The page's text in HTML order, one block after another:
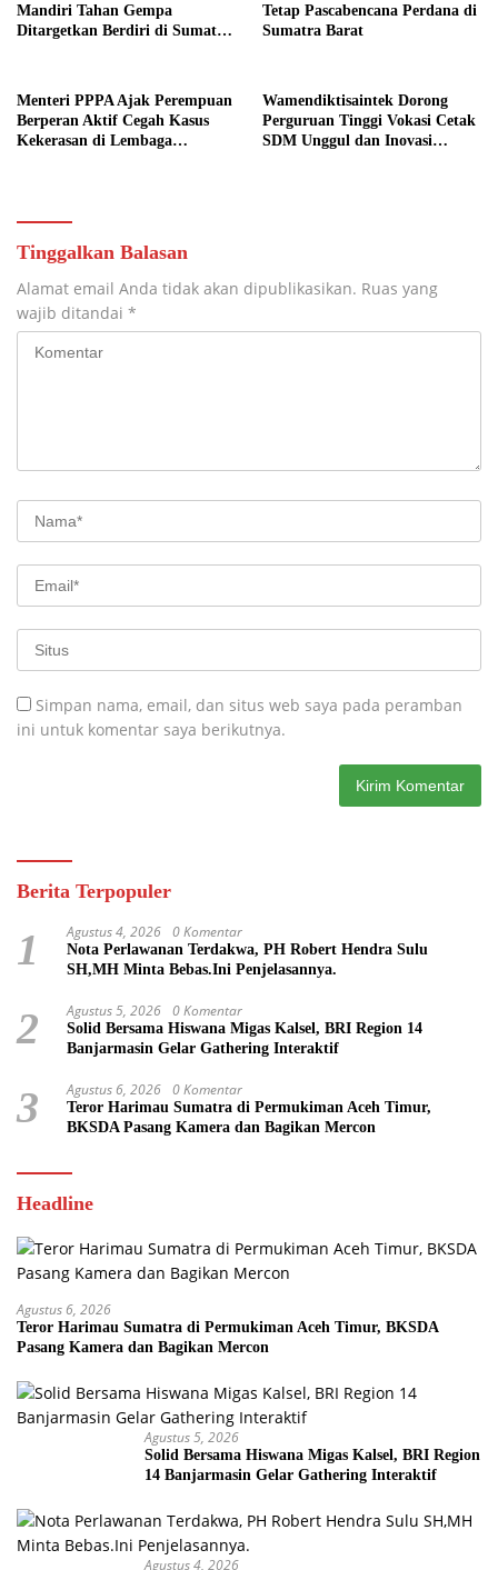
Mandiri Tahan Gempa
Ditargetkan Berdiri di Sumatra
Tetap Pascabencana Perdana di
Sumatra Barat
Menteri PPPA Ajak Perempuan
Berperan Aktif Cegah Kasus
Kekerasan di Lembaga
Wamendiktisaintek Dorong
Perguruan Tinggi Vokasi Cetak
SDM Unggul dan Inovasi
Tinggalkan Balasan
Alamat email Anda tidak akan dipublikasikan. Ruas yang
wajib ditandai *
Simpan nama, email, dan situs web saya pada peramban
ini untuk komentar saya berikutnya.
Berita Terpopuler
1 Agustus 4, 2026 0 Komentar
Nota Perlawanan Terdakwa, PH Robert Hendra Sulu
SH,MH Minta Bebas.Ini Penjelasannya.
2 Agustus 5, 2026 0 Komentar
Solid Bersama Hiswana Migas Kalsel, BRI Region 14
Banjarmasin Gelar Gathering Interaktif
3 Agustus 6, 2026 0 Komentar
Teror Harimau Sumatra di Permukiman Aceh Timur,
BKSDA Pasang Kamera dan Bagikan Mercon
Headline
Agustus 6, 2026
Teror Harimau Sumatra di Permukiman Aceh Timur, BKSDA
Pasang Kamera dan Bagikan Mercon
Agustus 5, 2026
Solid Bersama Hiswana Migas Kalsel, BRI Region
14 Banjarmasin Gelar Gathering Interaktif
Agustus 4, 2026